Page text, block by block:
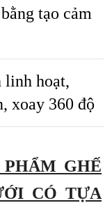
tạo cảm
linh hoạt,
xoay 360 độ
GHẾ
CÓ TỰA